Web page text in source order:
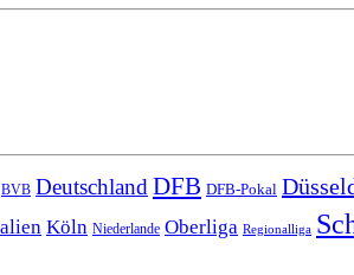
BVB Deutschland DFB DFB-Pokal
Köln Niederlande Oberliga Regionalliga